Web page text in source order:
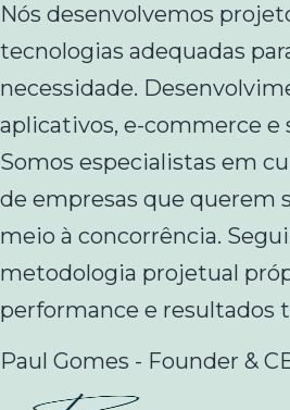
Nós desenvolvemos
tecnologias adequadas
necessidade.
aplicativos, e-commerce e
Somos especialistas em
de empresas que querem
meio à concorrência.
metodologia projetual
performance e resultados
Paul Gomes - Founder &